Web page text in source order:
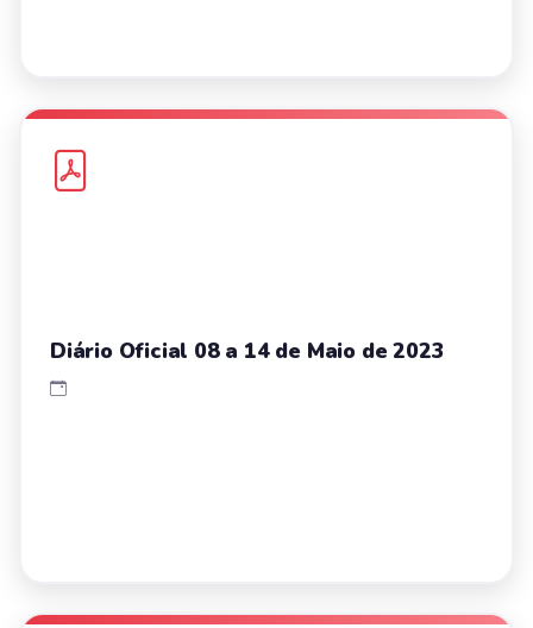
Diário Oficial 08 a 14 de Maio de 2023